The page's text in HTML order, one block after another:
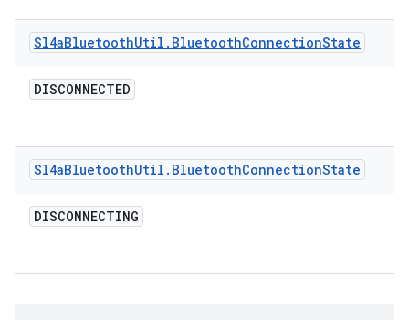
Sl4aBluetoothUtil . BluetoothConnectionState
DISCONNECTED
Sl4aBluetoothUtil . BluetoothConnectionState
DISCONNECTING